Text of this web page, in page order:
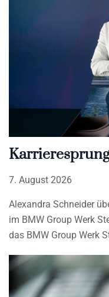
7. August 2026
Alexandra Schneider
im BMW Group Werk
das BMW Group Werk